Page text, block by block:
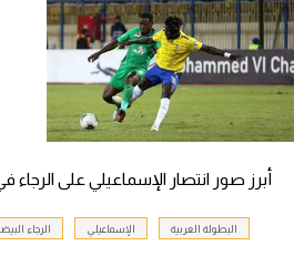
Gamers
ميركاتو
تحقيق في الجول
حكايات في الجول
أبرز صور انتصار الإسماعيلي على الرجاء
البطولة العربية الإسماعيلي الرجاء